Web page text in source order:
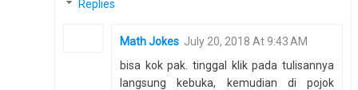
Replies
Math Jokes July 20, 2018 At 9:43 AM
bisa kok pak. tinggal klik pada tulisannya
langsung kebuka, kemudian di pojok